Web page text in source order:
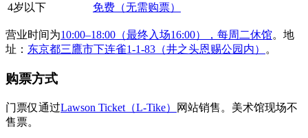
4岁以下
免费（无需购票）
营业时间为10:00–18:00（最终入场16:00），每周二休馆。地
址： 东京都三鷹市下连雀1-1-83（井之头恩赐公园内） 。
购票方式
门票仅通过Lawson Ticket（L-Tike）
网站销售。美术馆现场不
售票。